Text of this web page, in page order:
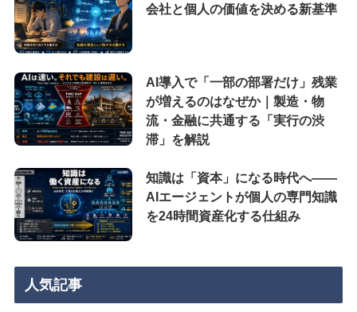
会社と個人の価値を決める新基準
AI導入で「一部の部署だけ」残業
が増えるのはなぜか｜製造・物
流・金融に共通する「実行の渋
滞」を解説
知識は「資本」になる時代へ——
AIエージェントが個人の専門知識
を24時間資産化する仕組み
人気記事